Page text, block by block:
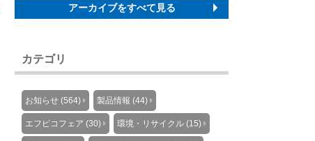
アーカイブをすべて見る
カテゴリ
お知らせ (564) 製品情報 (44)
エフピコフェア (30) 環境・リサイクル (15)